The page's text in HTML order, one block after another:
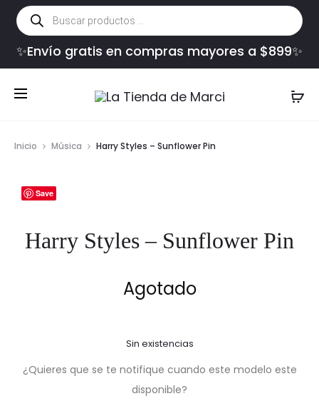
Búsqueda
de
productos
✨Envío gratis en compras mayores a $899✨
Inicio Música Harry Styles – Sunflower Pin
Save
Harry Styles – Sunflower Pin
Agotado
Sin existencias
¿Quieres que se te notifique cuando este modelo este
disponible?